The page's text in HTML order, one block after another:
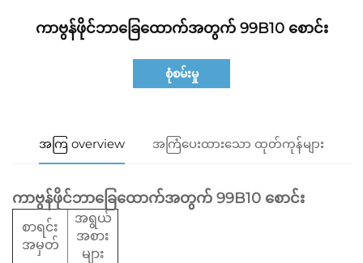
ကာဗွန်ဖိုင်ဘာခြေထောက်အတွက် 99B10 စောင်း
စုံစမ်းမှု
အကြ overview အကြံပေးထားသော ထုတ်ကုန်များ
ကာဗွန်ဖိုင်ဘာခြေထောက်အတွက် 99B10 စောင်း
စာရင်း
အမှတ်
အရွယ်
အစား
များ